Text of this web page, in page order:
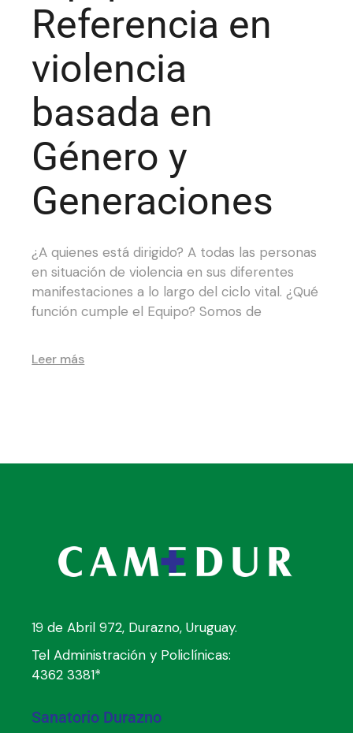
Referencia en
violencia
basada en
Género y
Generaciones
¿A quienes está dirigido? A todas las personas
en situación de violencia en sus diferentes
manifestaciones a lo largo del ciclo vital. ¿Qué
función cumple el Equipo? Somos de
Leer más
19 de Abril 972, Durazno, Uruguay.
Tel Administración y Policlínicas:
4362 3381*
Sanatorio Durazno